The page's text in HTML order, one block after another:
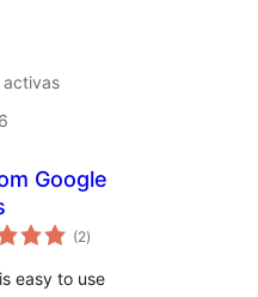
activas
Google
(2total
de
)
easy to use